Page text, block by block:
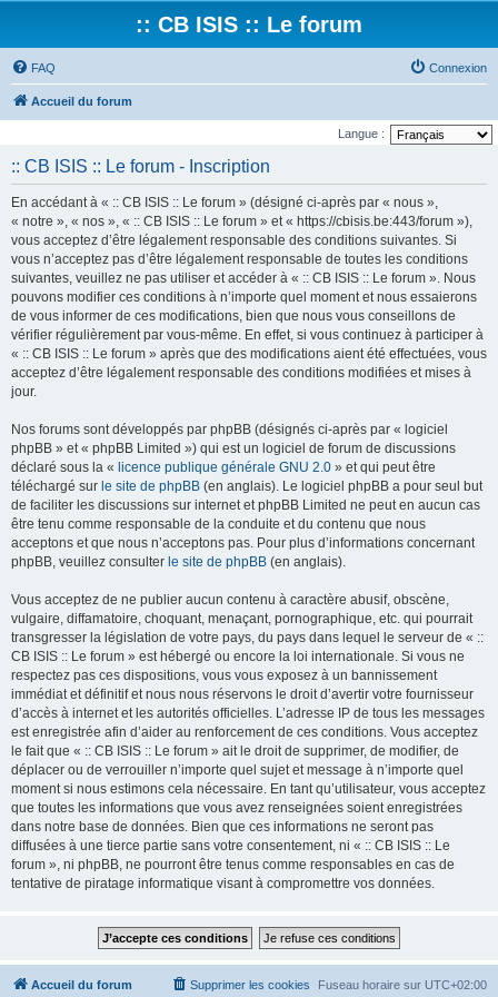
:: CB ISIS :: Le forum
FAQ Connexion
Accueil du forum
Langue :
:: CB ISIS :: Le forum - Inscription
En accédant à « :: CB ISIS :: Le forum » (désigné ci-après par « nous »,
« notre », « nos », « :: CB ISIS :: Le forum » et « https://cbisis.be:443/forum »),
vous acceptez d’être légalement responsable des conditions suivantes. Si
vous n’acceptez pas d’être légalement responsable de toutes les conditions
suivantes, veuillez ne pas utiliser et accéder à « :: CB ISIS :: Le forum ». Nous
pouvons modifier ces conditions à n’importe quel moment et nous essaierons
de vous informer de ces modifications, bien que nous vous conseillons de
vérifier régulièrement par vous-même. En effet, si vous continuez à participer à
« :: CB ISIS :: Le forum » après que des modifications aient été effectuées, vous
acceptez d’être légalement responsable des conditions modifiées et mises à
jour.
Nos forums sont développés par phpBB (désignés ci-après par « logiciel
phpBB » et « phpBB Limited ») qui est un logiciel de forum de discussions
déclaré sous la « licence publique générale GNU 2.0 » et qui peut être
téléchargé sur le site de phpBB (en anglais). Le logiciel phpBB a pour seul but
de faciliter les discussions sur internet et phpBB Limited ne peut en aucun cas
être tenu comme responsable de la conduite et du contenu que nous
acceptons et que nous n’acceptons pas. Pour plus d’informations concernant
phpBB, veuillez consulter le site de phpBB (en anglais).
Vous acceptez de ne publier aucun contenu à caractère abusif, obscène,
vulgaire, diffamatoire, choquant, menaçant, pornographique, etc. qui pourrait
transgresser la législation de votre pays, du pays dans lequel le serveur de « ::
CB ISIS :: Le forum » est hébergé ou encore la loi internationale. Si vous ne
respectez pas ces dispositions, vous vous exposez à un bannissement
immédiat et définitif et nous nous réservons le droit d’avertir votre fournisseur
d’accès à internet et les autorités officielles. L’adresse IP de tous les messages
est enregistrée afin d’aider au renforcement de ces conditions. Vous acceptez
le fait que « :: CB ISIS :: Le forum » ait le droit de supprimer, de modifier, de
déplacer ou de verrouiller n’importe quel sujet et message à n’importe quel
moment si nous estimons cela nécessaire. En tant qu’utilisateur, vous acceptez
que toutes les informations que vous avez renseignées soient enregistrées
dans notre base de données. Bien que ces informations ne seront pas
diffusées à une tierce partie sans votre consentement, ni « :: CB ISIS :: Le
forum », ni phpBB, ne pourront être tenus comme responsables en cas de
tentative de piratage informatique visant à compromettre vos données.
Accueil du forum Fuseau horaire sur UTC+02:00
Supprimer les cookies